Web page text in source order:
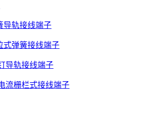
导轨接线端子
式弹簧接线端子
导轨接线端子
流栅栏式接线端子